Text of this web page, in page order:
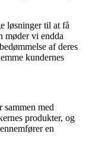
løsninger til at få
møder vi endda
af deres
kundernes
sammen med
produkter, og
en